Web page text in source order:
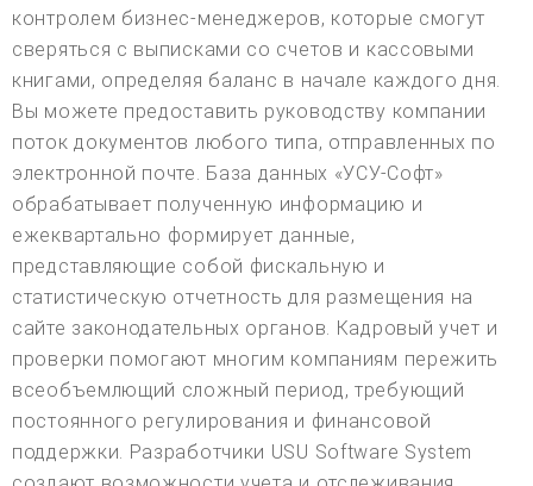
контролем бизнес-менеджеров, которые смогут
сверяться с выписками со счетов и кассовыми
книгами, определяя баланс в начале каждого дня.
Вы можете предоставить руководству компании
поток документов любого типа, отправленных по
электронной почте. База данных «УСУ-Софт»
обрабатывает полученную информацию и
ежеквартально формирует данные,
представляющие собой фискальную и
статистическую отчетность для размещения на
сайте законодательных органов. Кадровый учет и
проверки помогают многим компаниям пережить
всеобъемлющий сложный период, требующий
постоянного регулирования и финансовой
поддержки. Разработчики USU Software System